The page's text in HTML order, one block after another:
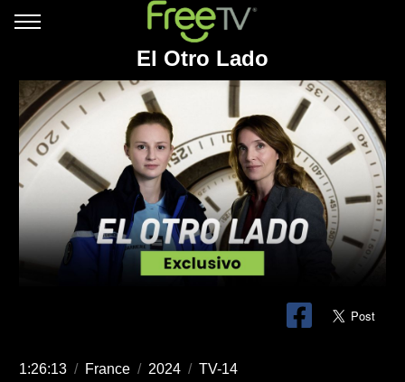
El Otro Lado
1:26:13 / France / 2024 / TV-14